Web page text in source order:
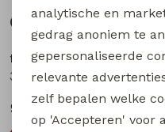
Gerelateerde
flinq newborn
3312600 W20311
9,99
analytische en
gedrag anoniem te
gepersonaliseerde
relevante
zelf bepalen welke
op 'Accepteren' voor